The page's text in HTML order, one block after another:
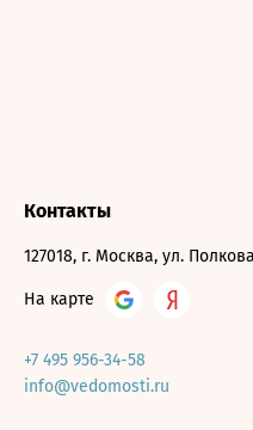
Контакты
127018, г. Москва, ул.
На карте
+7 495 956-34-58
info@vedomosti.ru